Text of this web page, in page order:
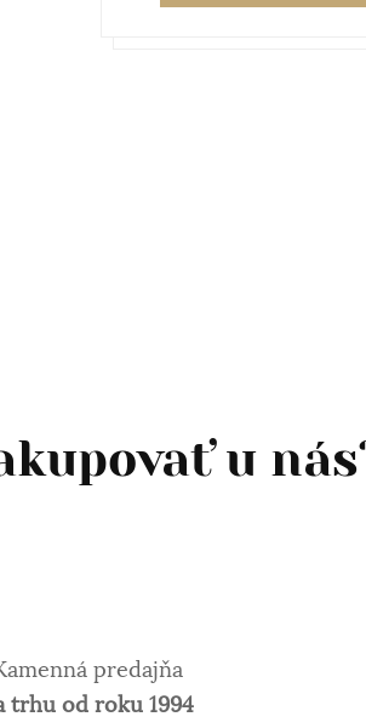
u
predajňa
trhu od roku 1994